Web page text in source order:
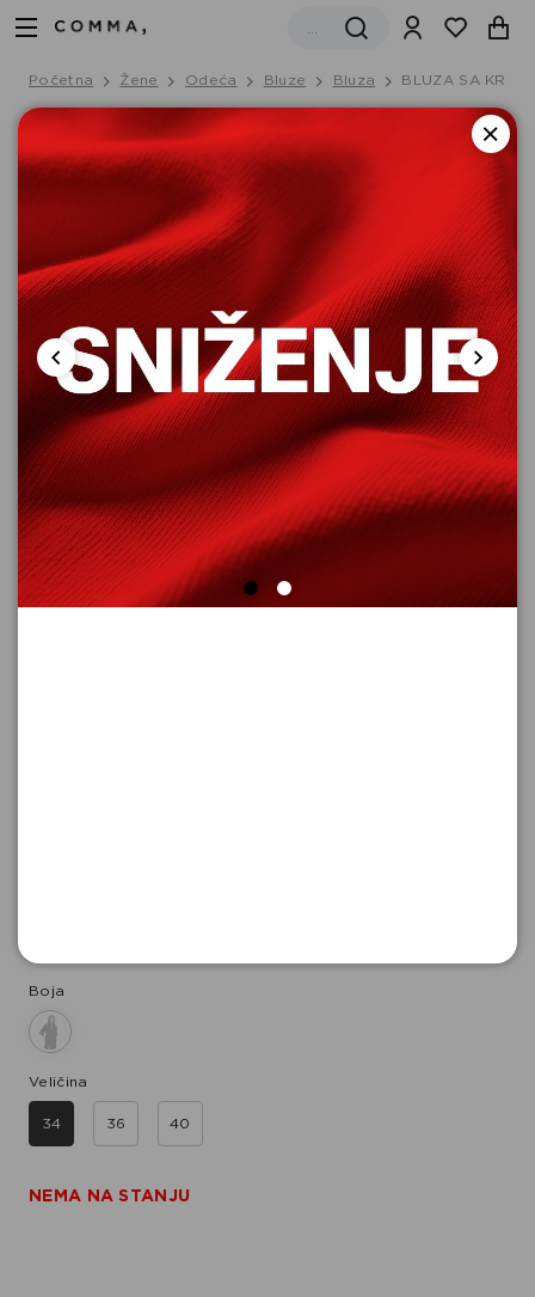
Početna Žene Odeća Bluze Bluza BLUZA SA
Boja
Veličina
34 36 40
NEMA NA STANJU